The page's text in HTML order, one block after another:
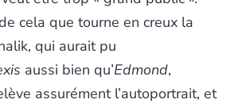
cela que tourne en creux la
qui aurait pu
aussi bien qu’Edmond,
assurément l’autoportrait, et